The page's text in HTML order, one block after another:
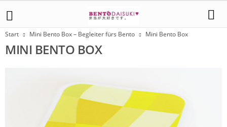
Start Mini Bento Box – Begleiter fürs Bento Mini Bento Box
MINI BENTO BOX